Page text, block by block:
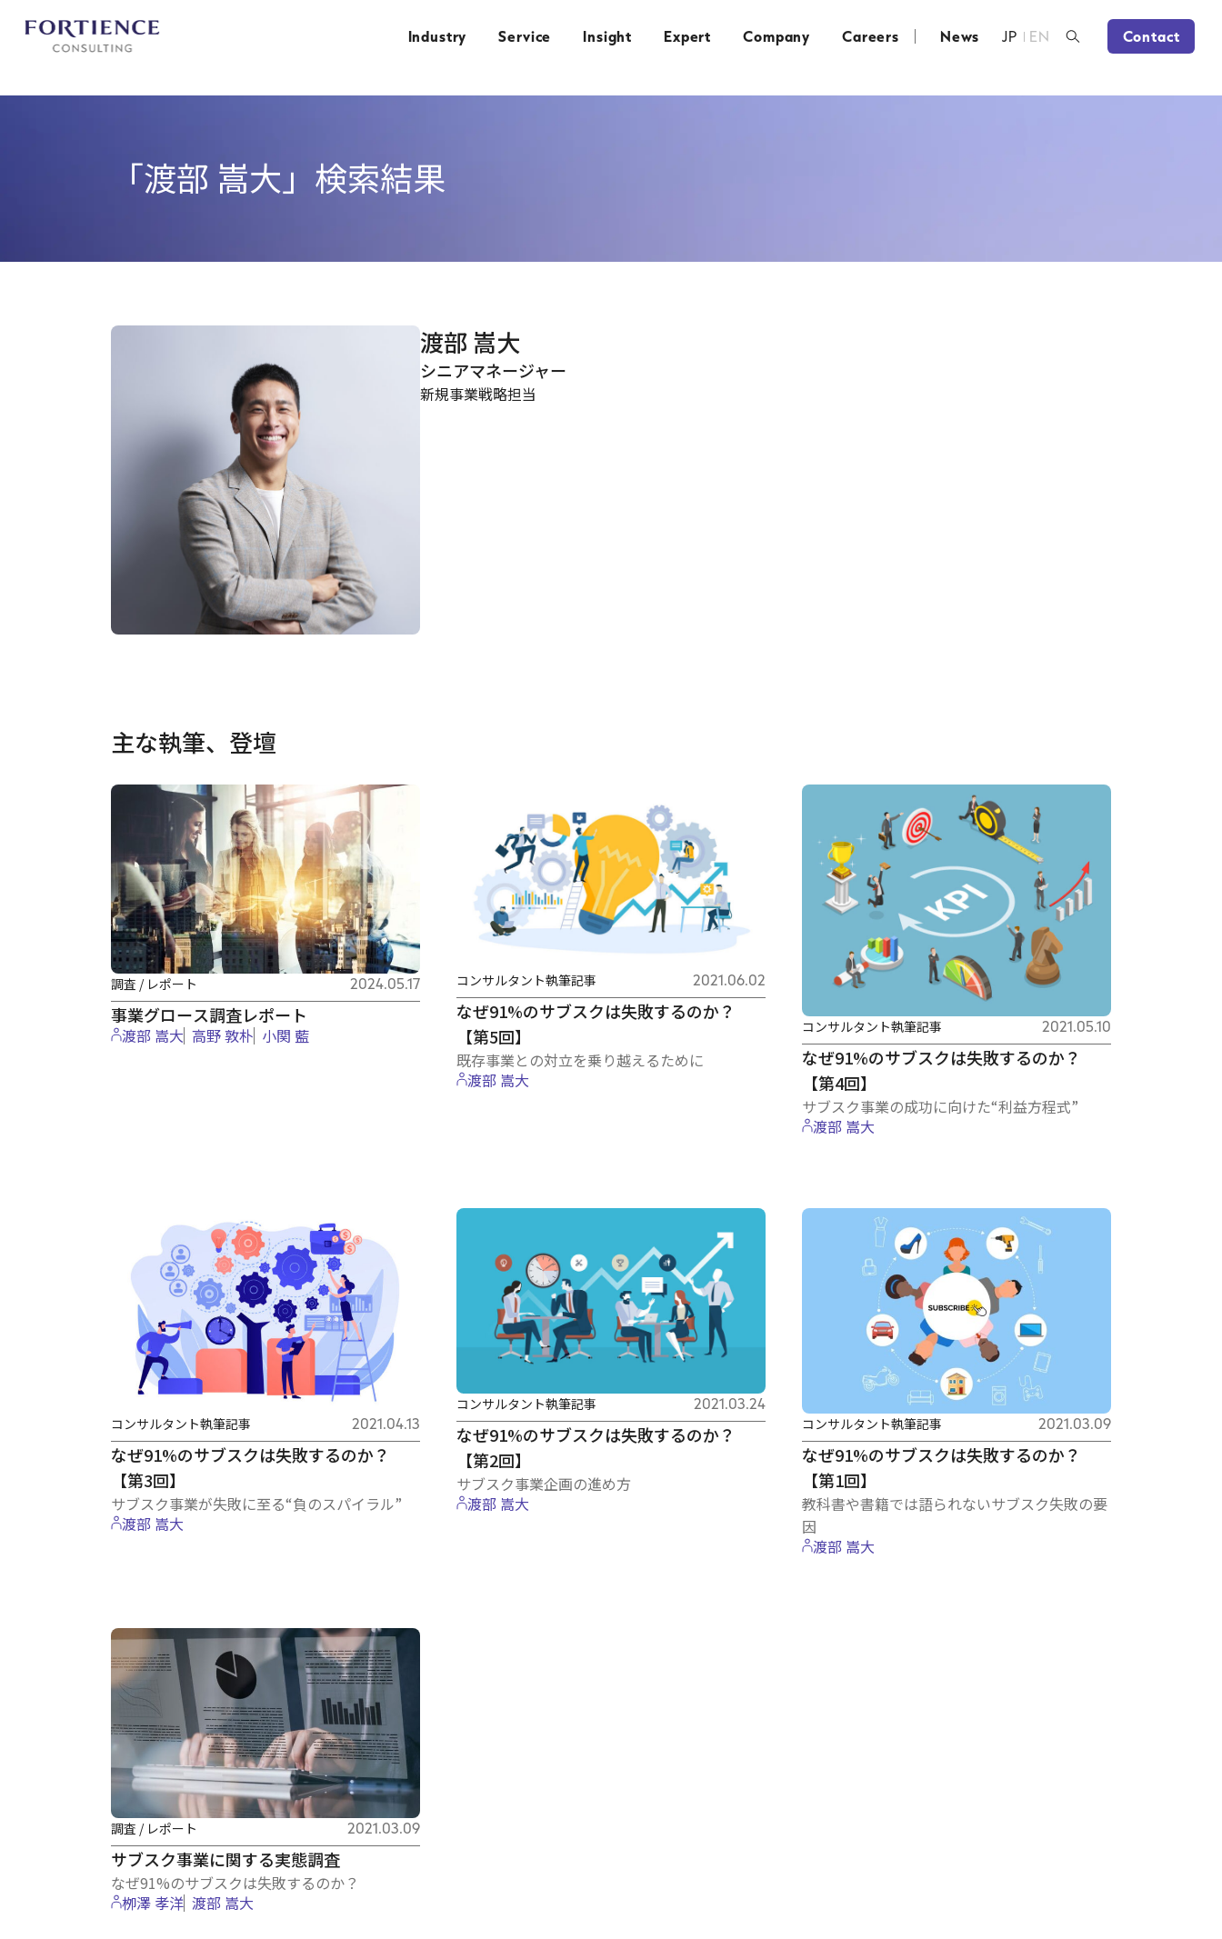
Industry Service Insight Expert Company Careers News EN
JP Contact
「渡部 嵩大」 検索結果
渡部 嵩大
シニアマネージャー
新規事業戦略担当
主な執筆、登壇
事業グロース調査レポート
調査 / レポート 2024.05.17
渡部 嵩大 ⾼野 敦朴 小関 藍
なぜ91%のサブスクは失敗するのか？
【第5回】
既存事業との対立を乗り越えるために
コンサルタント執筆記事 2021.06.02
渡部 嵩大
なぜ91%のサブスクは失敗するのか？
【第4回】
サブスク事業の成功に向けた“利益方程式”
コンサルタント執筆記事 2021.05.10
渡部 嵩大
なぜ91%のサブスクは失敗するのか？
【第3回】
サブスク事業が失敗に至る“負のスパイラル”
コンサルタント執筆記事 2021.04.13
渡部 嵩大
なぜ91%のサブスクは失敗するのか？
【第2回】
サブスク事業企画の進め方
コンサルタント執筆記事 2021.03.24
渡部 嵩大
なぜ91%のサブスクは失敗するのか？
【第1回】
教科書や書籍では語られないサブスク失敗の要
因
コンサルタント執筆記事 2021.03.09
渡部 嵩大
サブスク事業に関する実態調査
なぜ91%のサブスクは失敗するのか？
調査 / レポート 2021.03.09
栁澤 孝洋 渡部 嵩大